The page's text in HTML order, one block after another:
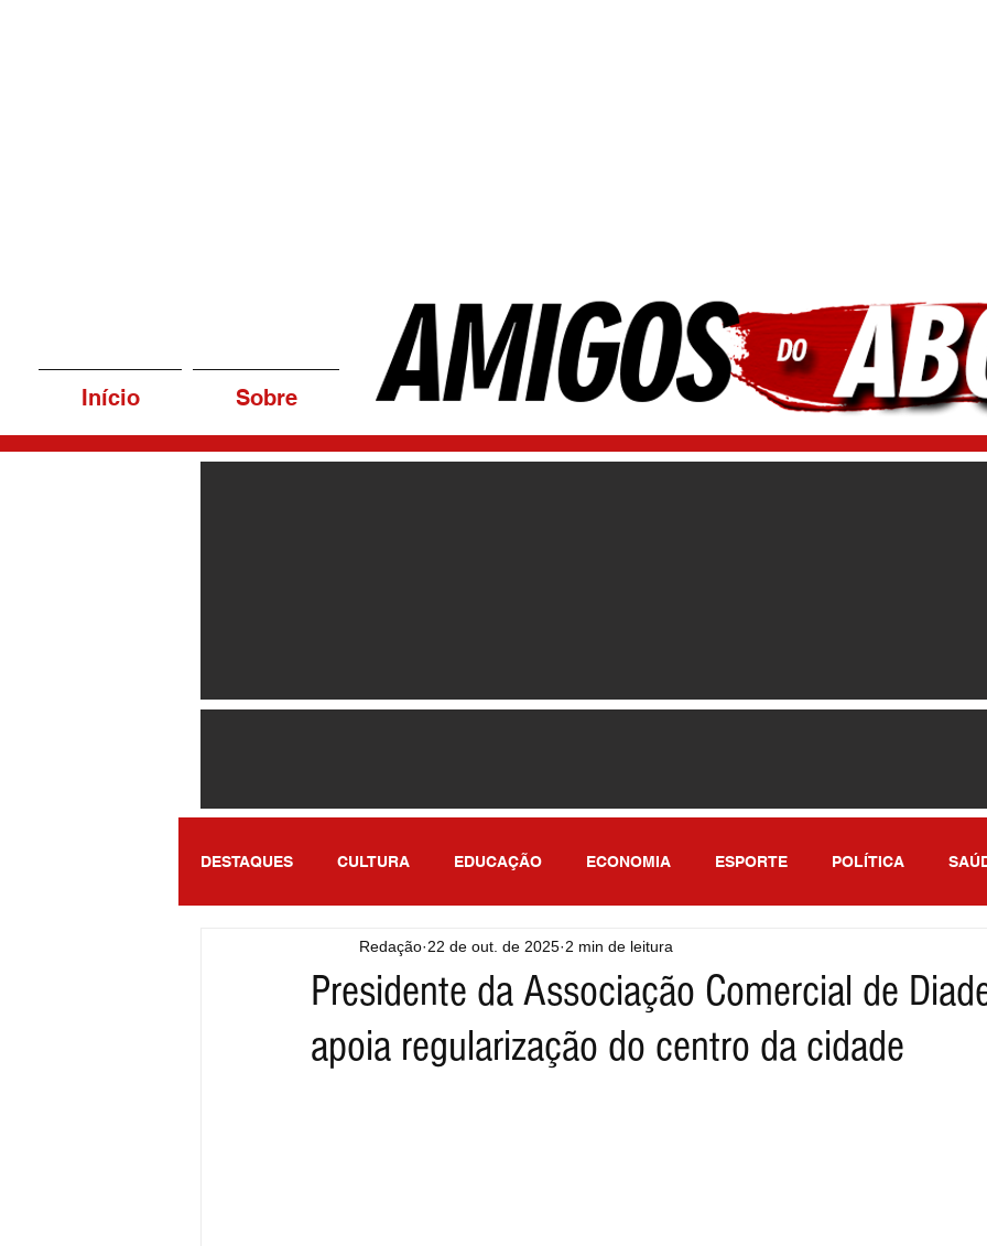
Início Sobre
DESTAQUES CULTURA EDUCAÇÃO ECONOMIA ESPORTE POLÍTICA
ENTRETENIMENTO SÃO PAULO
Presidente da Associação Comercial de
apoia regularização do centro da cidade
Redação 22 de out. de 2025 2 min de leitura